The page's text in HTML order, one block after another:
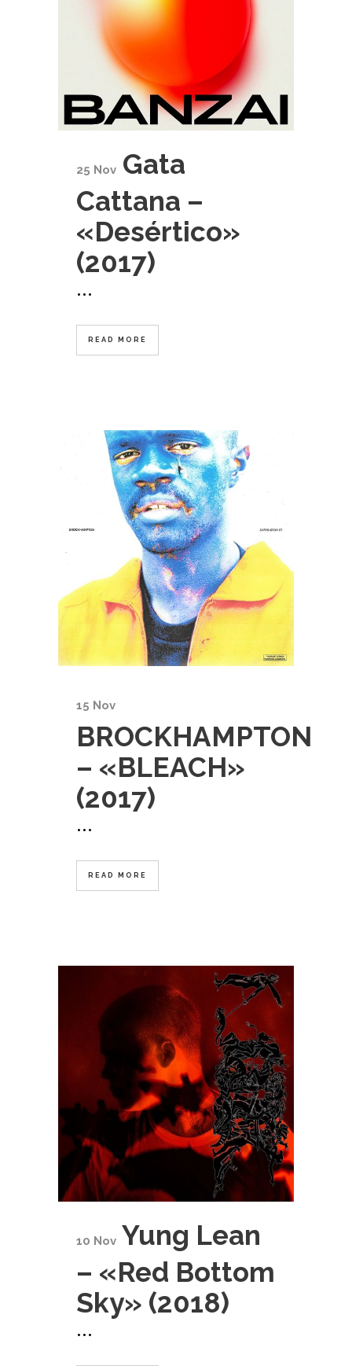
25 Nov Gata
Cattana –
«Desértico»
(2017)
...
READ MORE
15 Nov
BROCKHAMPTON
– «BLEACH»
(2017)
...
READ MORE
10 Nov Yung Lean
– «Red Bottom
Sky» (2018)
...